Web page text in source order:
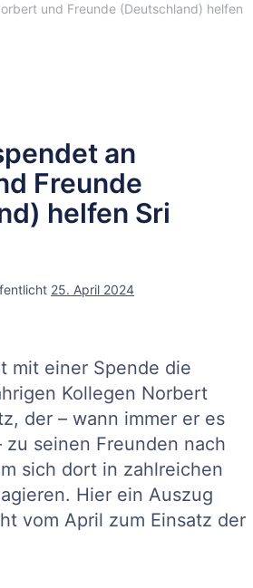
und Freunde (Deutschland) helfen
an
Freunde
helfen Sri
25. April 2024
mit einer Spende die
Kollegen Norbert
der – wann immer er es
seinen Freunden nach
sich dort in zahlreichen
Hier ein Auszug
vom April zum Einsatz der